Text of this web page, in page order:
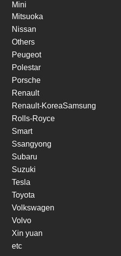
Mini
Mitsuoka
Nissan
Others
Peugeot
Polestar
Porsche
Renault
Renault-KoreaSamsung
Rolls-Royce
Smart
Ssangyong
Subaru
Suzuki
Tesla
Toyota
Volkswagen
Volvo
Xin yuan
etc